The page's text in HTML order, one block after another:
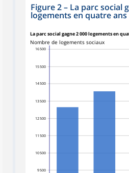
Figure 2– La parc social
logements en quatre ans
La parc social gagne 2 000 logements en
9 500
10 500
11 500
12 500
13 500
14 500
15 500
16 500
Nombre de logements sociaux